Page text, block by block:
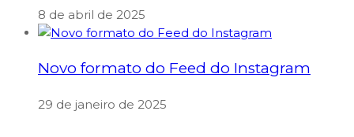
8 de abril de 2025
Novo formato do Feed do Instagram
29 de janeiro de 2025